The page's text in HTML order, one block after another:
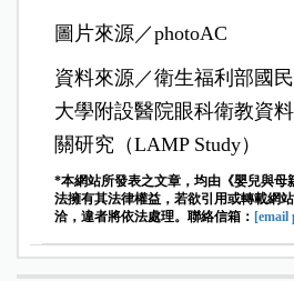
圖片來源／photoAC
資料來源／衛生福利部國
大學附設醫院眼科衛教資
關研究（LAMP Study）
*本網站所發表之文章，均由《嬰兒與母
法擁有其法律權益，若欲引用或轉載網
洽，違者將依法處理。聯絡信箱： [email